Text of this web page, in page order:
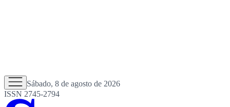
Sábado, 8 de agosto de 2026
ISSN 2745-2794